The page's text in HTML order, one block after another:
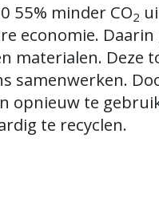
55% minder CO2
economie.
materialen. Deze
samenwerken.
opnieuw te
te recyclen.